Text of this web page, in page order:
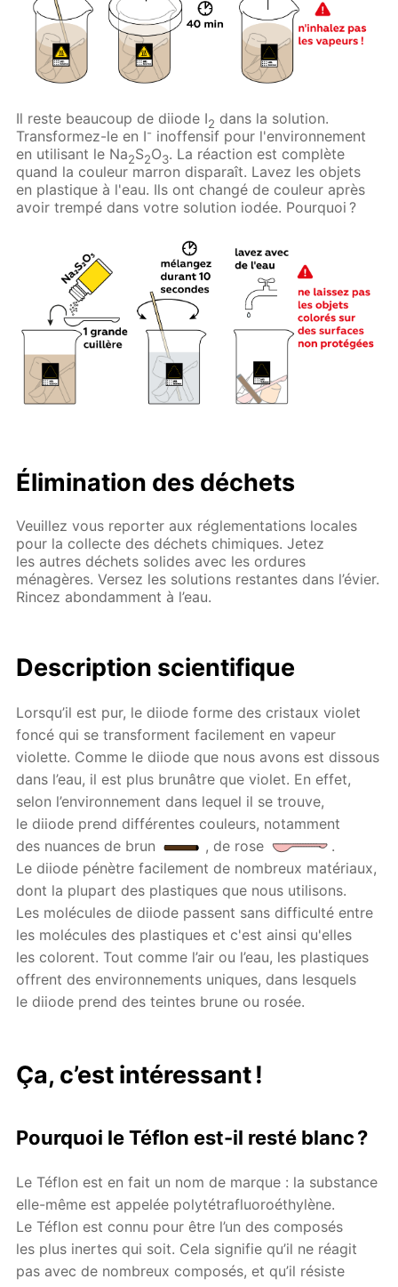
Il reste beaucoup de diiode I2 dans la solution.
Transformez-le en I- inoffensif pour l'environnement
en utilisant le Na2S2O3. La réaction est complète
quand la couleur marron disparaît. Lavez les objets
en plastique à l'eau. Ils ont changé de couleur après
avoir trempé dans votre solution iodée. Pourquoi ?
Élimination des déchets
Veuillez vous reporter aux réglementations locales
pour la collecte des déchets chimiques. Jetez
les autres déchets solides avec les ordures
ménagères. Versez les solutions restantes dans l’évier.
Rincez abondamment à l’eau.
Description scientifique
Lorsqu’il est pur, le diiode forme des cristaux violet
foncé qui se transforment facilement en vapeur
violette. Comme le diiode que nous avons est dissous
dans l’eau, il est plus brunâtre que violet. En effet,
selon l’environnement dans lequel il se trouve,
le diiode prend différentes couleurs, notamment
des nuances de brun
, de rose
.
Le diiode pénètre facilement de nombreux matériaux,
dont la plupart des plastiques que nous utilisons.
Les molécules de diiode passent sans difficulté entre
les molécules des plastiques et c'est ainsi qu'elles
les colorent. Tout comme l’air ou l’eau, les plastiques
offrent des environnements uniques, dans lesquels
le diiode prend des teintes brune ou rosée.
Ça, c’est intéressant !
Pourquoi le Téflon est-il resté blanc ?
Le Téflon est en fait un nom de marque : la substance
elle-même est appelée polytétrafluoroéthylène.
Le Téflon est connu pour être l’un des composés
les plus inertes qui soit. Cela signifie qu’il ne réagit
pas avec de nombreux composés, et qu’il résiste